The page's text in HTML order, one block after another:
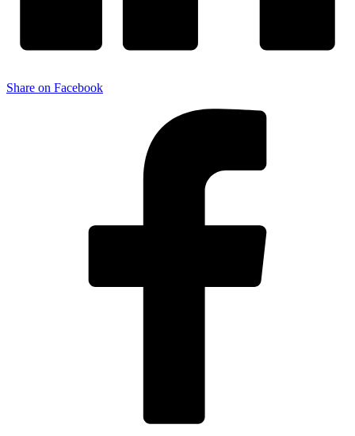
Share on Facebook